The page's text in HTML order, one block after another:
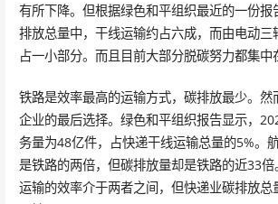
有所下降。但根据绿色和平组织最近的一份报
排放总量中，干线运输约占六成，而由电动三
占一小部分。而且目前大部分脱碳努力都集中
铁路是效率最高的运输方式，碳排放最少。然
企业的最后选择。绿色和平组织报告显示，
务量为48亿件，占快递干线运输总量的5%。
是铁路的两倍，但碳排放量却是铁路的近33
运输的效率介于两者之间，但快递业碳排放总